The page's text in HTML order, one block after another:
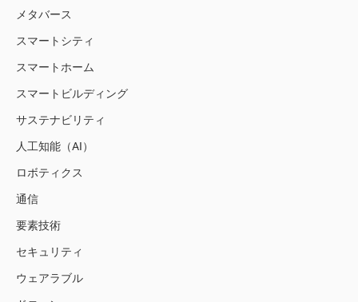
メタバース
スマートシティ
スマートホーム
スマートビルディング
サステナビリティ
人工知能（AI）
ロボティクス
通信
要素技術
セキュリティ
ウェアラブル